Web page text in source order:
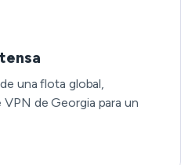
una flota global,
de Georgia para un